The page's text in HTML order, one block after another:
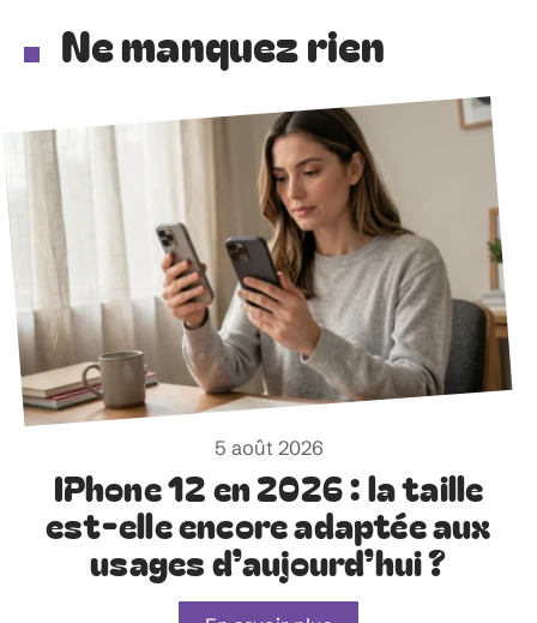
Ne manquez rien
5 août 2026
IPhone 12 en 2026 : la taille
est-elle encore adaptée aux
usages d’aujourd’hui ?